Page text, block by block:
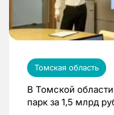
Томская область
В Томской
парк за 1,5 млрд